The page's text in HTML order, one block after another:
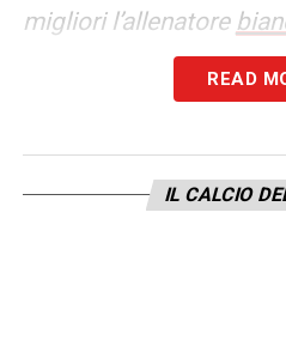
migliori l’allenatore
dagli acquisti che non
particolare entusiamo
potesse essere un
READ
IL CALCIO